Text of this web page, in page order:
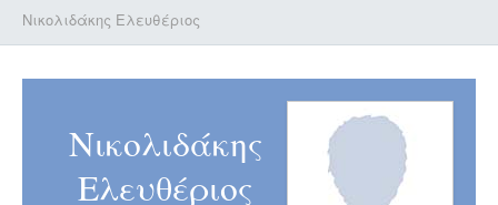
Νικολιδάκης Ελευθέριος
Νικολιδάκης
Ελευθέριος